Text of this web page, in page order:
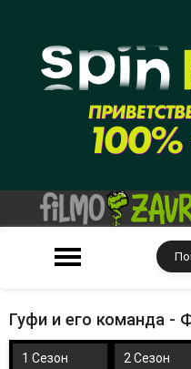
Гуфи и его команда -
1 Сезон 2 Сезон